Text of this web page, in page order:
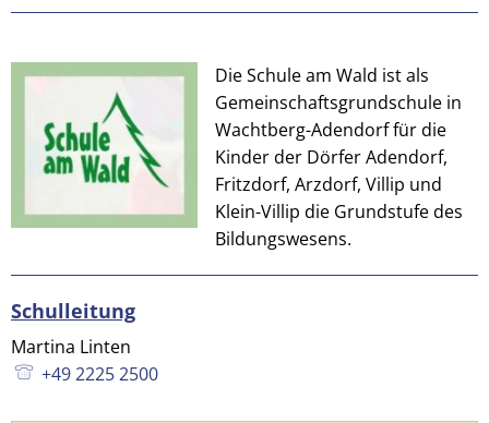
Die Schule am Wald ist als
Gemeinschaftsgrundschule in
Wachtberg-Adendorf für die
Kinder der Dörfer Adendorf,
Fritzdorf, Arzdorf, Villip und
Klein-Villip die Grundstufe des
Bildungswesens.
Schulleitung
Martina Linten
+49 2225 2500